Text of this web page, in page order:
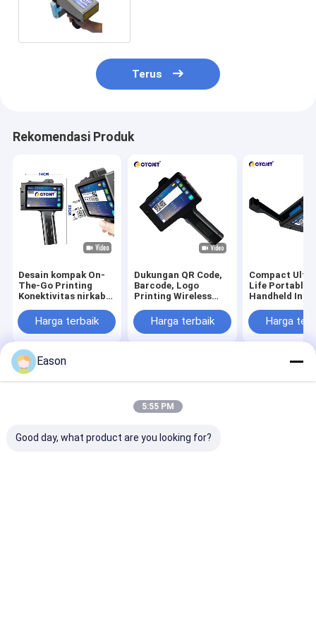
Terus
Rekomendasi Produk
Desain kompak On-
The-Go Printing
Konektivitas nirkabel
Handheld
Harga terbaik
Dukungan QR Code,
Barcode, Logo
Printing Wireless
Inkjet Printer
Harga terbaik
Compact
Life Portable
Handheld Ink
Resolusi
Harga
kita
kami
Site
Sitemap
Privacy Policy
Reserved.
Eason
5:55 PM
Good day, what product are you looking for?